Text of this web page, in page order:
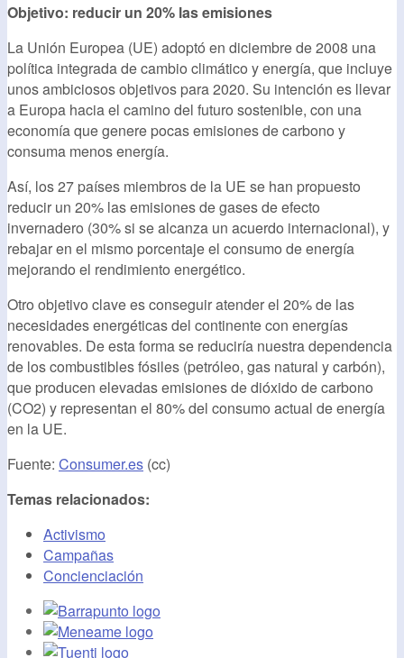
Objetivo: reducir un 20% las emisiones
La Unión Europea (UE) adoptó en diciembre de 2008 una
política integrada de cambio climático y energía, que incluye
unos ambiciosos objetivos para 2020. Su intención es llevar
a Europa hacia el camino del futuro sostenible, con una
economía que genere pocas emisiones de carbono y
consuma menos energía.
Así, los 27 países miembros de la UE se han propuesto
reducir un 20% las emisiones de gases de efecto
invernadero (30% si se alcanza un acuerdo internacional), y
rebajar en el mismo porcentaje el consumo de energía
mejorando el rendimiento energético.
Otro objetivo clave es conseguir atender el 20% de las
necesidades energéticas del continente con energías
renovables. De esta forma se reduciría nuestra dependencia
de los combustibles fósiles (petróleo, gas natural y carbón),
que producen elevadas emisiones de dióxido de carbono
(CO2) y representan el 80% del consumo actual de energía
en la UE.
Fuente: Consumer.es (cc)
Temas relacionados:
Activismo
Campañas
Concienciación